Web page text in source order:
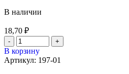
В наличии
18,70 ₽
В корзину
Артикул: 197-01